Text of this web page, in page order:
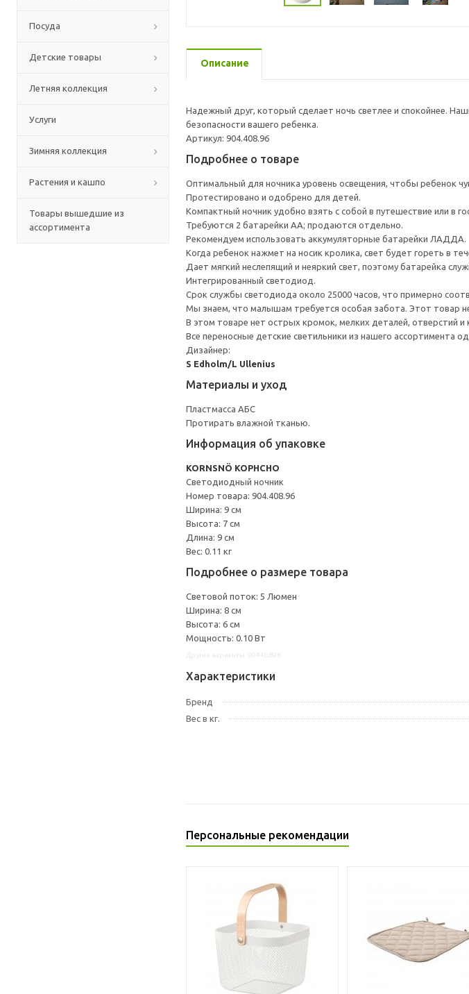
Посуда
Детские товары
Летняя коллекция
Услуги
Зимняя коллекция
Растения и кашпо
Товары вышедшие из
ассортимента
Описание
Надежный друг, который сделает ночь светлее и спокойнее.
безопасности вашего ребенка.
Артикул: 904.408.96
Подробнее о товаре
Оптимальный для ночника уровень освещения, чтобы ребенок
Протестировано и одобрено для детей.
Компактный ночник удобно взять с собой в путешествие или в
Требуются 2 батарейки АА; продаются отдельно.
Рекомендуем использовать аккумуляторные батарейки ЛАДДА.
Когда ребенок нажмет на носик кролика, свет будет гореть в
Дает мягкий неслепящий и неяркий свет, поэтому батарейка
Интегрированный светодиод.
Срок службы светодиода около 25000 часов, что примерно
Мы знаем, что малышам требуется особая забота. Этот товар
В этом товаре нет острых кромок, мелких деталей, отверстий и
Все переносные детские светильники из нашего ассортимента
Дизайнер:
S Edholm/L Ullenius
Материалы и уход
Пластмасса АБС
Протирать влажной тканью.
Информация об упаковке
KORNSNÖ КОРНСНО
Светодиодный ночник
Номер товара: 904.408.96
Ширина: 9 см
Высота: 7 см
Длина: 9 см
Вес: 0.11 кг
Подробнее о размере товара
Световой поток: 5 Люмен
Ширина: 8 см
Высота: 6 см
Мощность: 0.10 Вт
Характеристики
Бренд
Вес в кг.
Персональные рекомендации